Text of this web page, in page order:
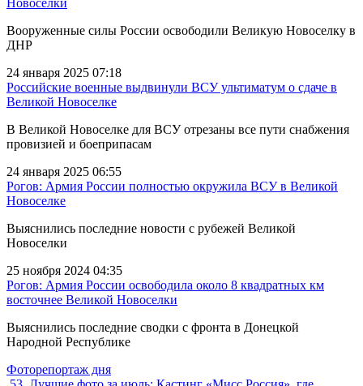
Вооруженные силы России освободили Великую Новоселку в
ДНР
24 января 2025 07:18
Российские военные выдвинули ВСУ ультиматум о сдаче в
Великой Новоселке
В Великой Новоселке для ВСУ отрезаны все пути снабжения
провизией и боеприпасам
24 января 2025 06:55
Рогов: Армия России полностью окружила ВСУ в Великой
Новоселке
Выяснились последние новости с рубежей Великой
Новоселки
25 ноября 2024 04:35
Рогов: Армия России освободила около 8 квадратных км
восточнее Великой Новоселки
Выяснились последние сводки с фронта в Донецкой
Народной Республике
Фоторепортаж дня